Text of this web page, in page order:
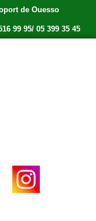
de Ouesso
99 95/ 05 399 35 45